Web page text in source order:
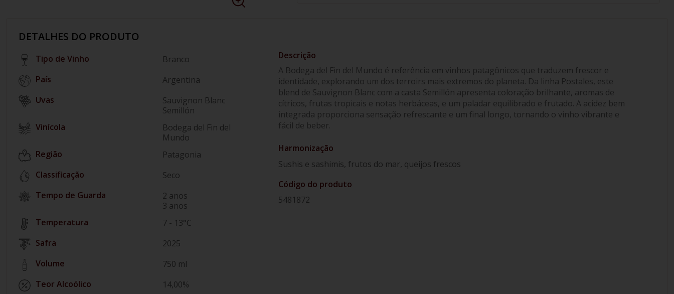
DETALHES DO PRODUTO
Tipo de Vinho
Branco
País
Argentina
Sauvignon Blanc
Semillón
Vinícola
Bodega del Fin del
Mundo
Região
Patagonia
Classificação
Seco
Tempo de Guarda
2 anos
3 anos
Temperatura
7 - 13°C
Safra
2025
Volume
750 ml
Teor Alcoólico
14,00%
A Bodega del Fin del Mundo é referência em vinhos patagônicos que traduzem frescor e
identidade, explorando um dos terroirs mais extremos do planeta. Da linha Postales, este
blend de Sauvignon Blanc com a casta Semillón apresenta coloração brilhante, aromas de
cítricos, frutas tropicais e notas herbáceas, e um paladar equilibrado e frutado. A acidez bem
integrada proporciona sensação refrescante e um final longo, tornando o vinho vibrante e
fácil de beber.
Harmonização
Sushis e sashimis, frutos do mar, queijos frescos
Código do produto
5481872